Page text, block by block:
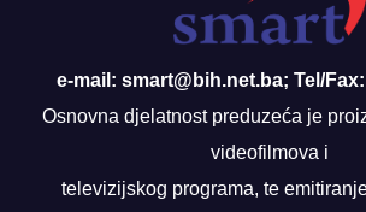
e-mail: smart@bih.net.ba; Tel/
Osnovna djelatnost preduzeća je
videofilmova i
televizijskog programa, te